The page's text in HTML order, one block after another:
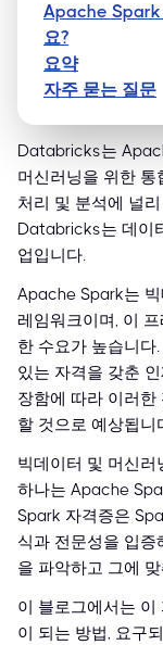
Apache Spark
요?
요약
자주 묻는 질문
Databricks는
머신러닝을 위한 통
처리 및 분석에 널
Databricks는 데이
업입니다.
Apache Spark는
레임워크이며, 이
한 수요가 높습니다
있는 자격을 갖춘
장함에 따라 이러
할 것으로 예상됩니
빅데이터 및 머신
하나는 Apache
Spark 자격증은
식과 전문성을 입증
을 파악하고 그에
이 블로그에서는 이
이 되는 방법, 요구